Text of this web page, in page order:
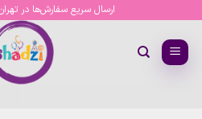
content
ارسال سریع سفارش‌ها در